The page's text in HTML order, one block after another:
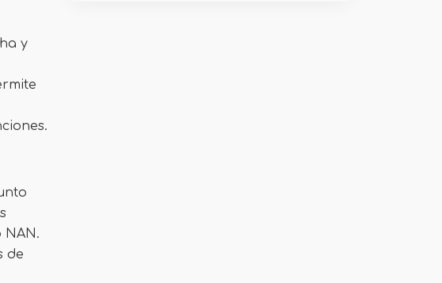
y
NAN.
de